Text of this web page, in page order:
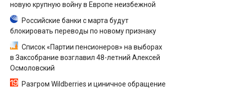
новую крупную войну в Европе неизбежной
Российские банки с марта будут
блокировать переводы по новому признаку
Список «Партии пенсионеров» на выборах
в Заксобрание возглавил 48-летний Алексей
Осмоловский
Разгром Wildberries и циничное обращение